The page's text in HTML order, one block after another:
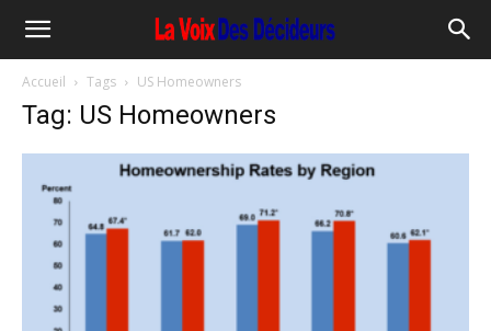
Accueil Tags US Homeowners
Tag: US Homeowners